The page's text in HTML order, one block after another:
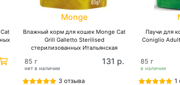
Monge
Влажный корм для кошек Monge Cat
Grill Galletto Sterilised
стерилизованных Итальянская
нет в наличии
85 г 131 р.
3 отзыва
Паучи для
Coniglio
в наличии
85 г
1